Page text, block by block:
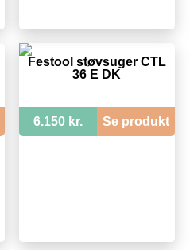
Festool støvsuger CTL
36 E DK
6.150 kr. Se produkt